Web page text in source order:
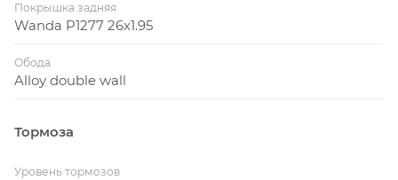
Покрышка задняя
Wanda P1277 26x1.95
Обода
Alloy double wall
Тормоза
Уровень тормозов